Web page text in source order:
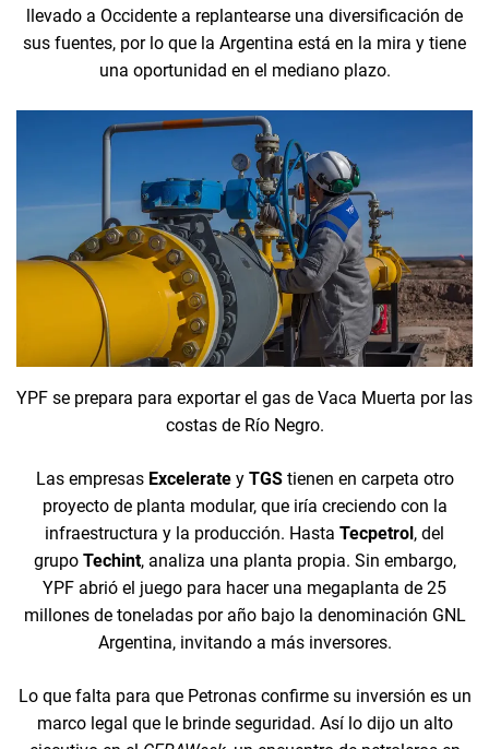
llevado a Occidente a replantearse una diversificación de
sus fuentes, por lo que la Argentina está en la mira y tiene
una oportunidad en el mediano plazo.
YPF se prepara para exportar el gas de Vaca Muerta por las
costas de Río Negro.
Las empresas Excelerate y TGS tienen en carpeta otro
proyecto de planta modular, que iría creciendo con la
infraestructura y la producción. Hasta Tecpetrol, del
grupo Techint, analiza una planta propia. Sin embargo,
YPF abrió el juego para hacer una megaplanta de 25
millones de toneladas por año bajo la denominación GNL
Argentina, invitando a más inversores.
Lo que falta para que Petronas confirme su inversión es un
marco legal que le brinde seguridad. Así lo dijo un alto